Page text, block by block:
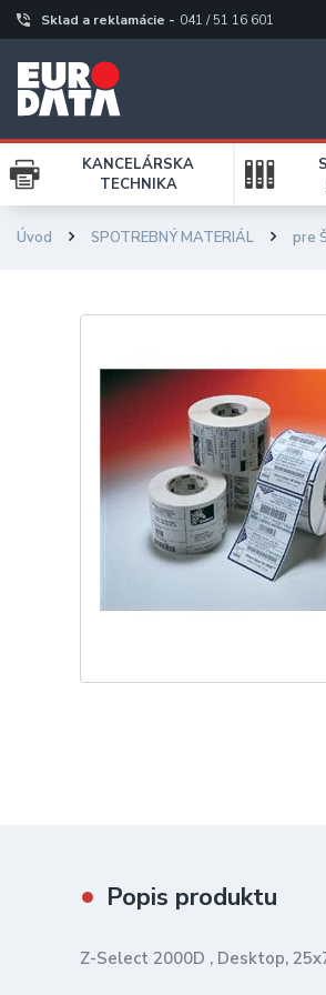
Sklad a reklamácie - 041 / 51 16 601
KANCELÁRSKA
TECHNIKA
Úvod SPOTREBNÝ MATERIÁL pre
Popis produktu
Z-Select 2000D , Desktop,